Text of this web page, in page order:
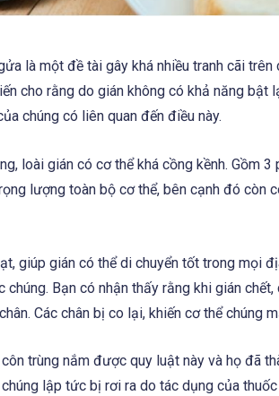
là một đề tài gây khá nhiều tranh cãi
cho rằng do gián không có khả năng bật
chúng có liên quan đến điều này.
loài gián có cơ thể khá cồng kềnh. Gồm 3
lượng toàn bộ cơ thể, bên cạnh đó còn
giúp gián có thể di chuyển tốt trong mọi
Bạn có nhận thấy rằng khi gián
Các chân bị co lại, khiến cơ thể chúng
trùng nắm được quy luật này và họ đã
lập tức bị rơi ra do tác dụng của